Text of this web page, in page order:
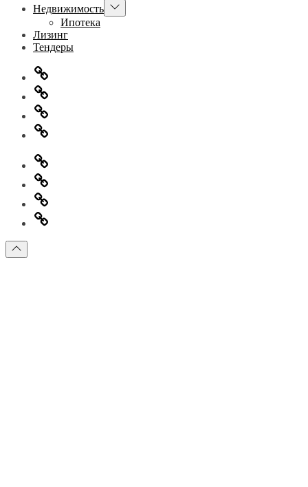
Недвижимость Показывать
подменю
Ипотека
Лизинг
Тендеры
Главная
Информация
для
правообладателей
Обратная
связь
Политика
конфиденциальности
Главная
Информация
для
правообладателей
Обратная
связь
Политика
конфиденциальности